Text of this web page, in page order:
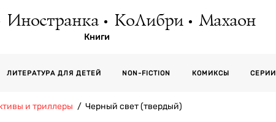
Иностранка КоЛибри Махаон
Книги
ЛИТЕРАТУРА ДЛЯ ДЕТЕЙ NON-FICTION КОМИКСЫ СЕРИИ
и триллеры Черный свет (твердый)